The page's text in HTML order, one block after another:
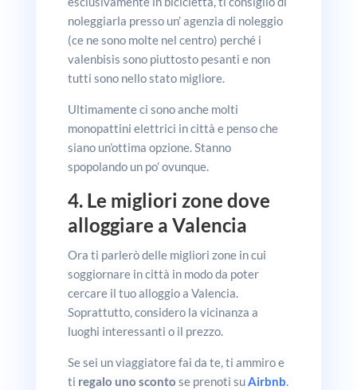
noleggiarla presso un’ agenzia di noleggio
(ce ne sono molte nel centro) perché i
valenbisis sono piuttosto pesanti e non
tutti sono nello stato migliore.
Ultimamente ci sono anche molti
monopattini elettrici in città e penso che
siano un’ottima opzione. Stanno
spopolando un po’ ovunque.
4. Le migliori zone dove
alloggiare a Valencia
Ora ti parlerò delle migliori zone in cui
soggiornare in città in modo da poter
cercare il tuo alloggio a Valencia.
Soprattutto, considero la vicinanza a
luoghi interessanti o il prezzo.
Se sei un viaggiatore fai da te, ti ammiro e
ti regalo uno sconto se prenoti suAirbnb.